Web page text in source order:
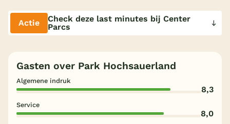
Bestemmingen
Nederland
Limburg
Duitsland
Actie
Check deze last minutes bij Center
Parcs
Gasten over Park Hochsauerland
Algemene indruk
8,3
Service
8,0